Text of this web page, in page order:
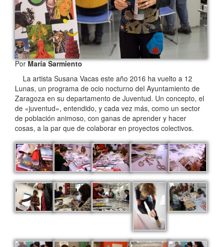
PorMaría Sarmiento
La artista Susana Vacas este año 2016 ha vuelto a 12
Lunas, un programa de ocio nocturno del Ayuntamiento de
Zaragoza en su departamento de Juventud. Un concepto, el
de «juventud», entendido, y cada vez más, como un sector
de población animoso, con ganas de aprender y hacer
cosas, a la par que de colaborar en proyectos colectivos.